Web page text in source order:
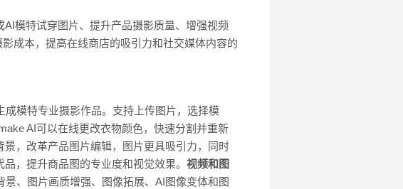
模特试穿图片、提升产品摄影质量、增强视频
成本，提高在线商店的吸引力和社交媒体内容的
模特专业摄影作品。支持上传图片，选择模
AI可以在线更改衣物颜色，快速分割并重新
景，改革产品图片编辑，图片更具吸引力，同时
，提升商品图的专业度和视觉效果。 视频和图
、图片画质增强、图像拓展、AI图像变体和图